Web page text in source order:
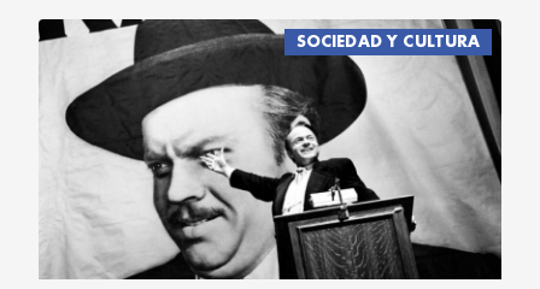
SOCIEDAD Y CULTURA